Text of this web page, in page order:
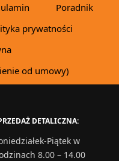
Poradnik
prywatności
od umowy)
DETALICZNA:
Piątek w
8.00 – 14.00